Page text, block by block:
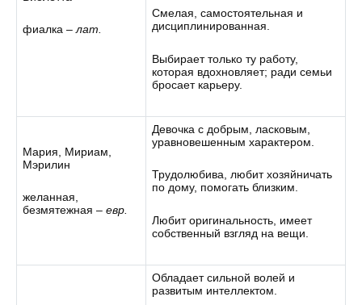
фиалка –лат.
Смелая, самостоятельная и
дисциплинированная.
Выбирает только ту работу,
которая вдохновляет; ради семьи
бросает карьеру.
Мария, Мириам,
Мэрилин
желанная,
безмятежная –евр.
Девочка с добрым, ласковым,
уравновешенным характером.
Трудолюбива, любит хозяйничать
по дому, помогать близким.
Любит оригинальность, имеет
собственный взгляд на вещи.
Обладает сильной волей и
развитым интеллектом.